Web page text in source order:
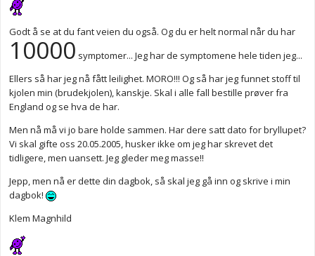
Godt å se at du fant veien du også. Og du er helt normal når du har
10000 symptomer... Jeg har de symptomene hele tiden jeg...
Ellers så har jeg nå fått leilighet. MORO!!! Og så har jeg funnet stoff til
kjolen min (brudekjolen), kanskje. Skal i alle fall bestille prøver fra
England og se hva de har.
Men nå må vi jo bare holde sammen. Har dere satt dato for bryllupet?
Vi skal gifte oss 20.05.2005, husker ikke om jeg har skrevet det
tidligere, men uansett. Jeg gleder meg masse!!
Jepp, men nå er dette din dagbok, så skal jeg gå inn og skrive i min
dagbok!
Klem Magnhild